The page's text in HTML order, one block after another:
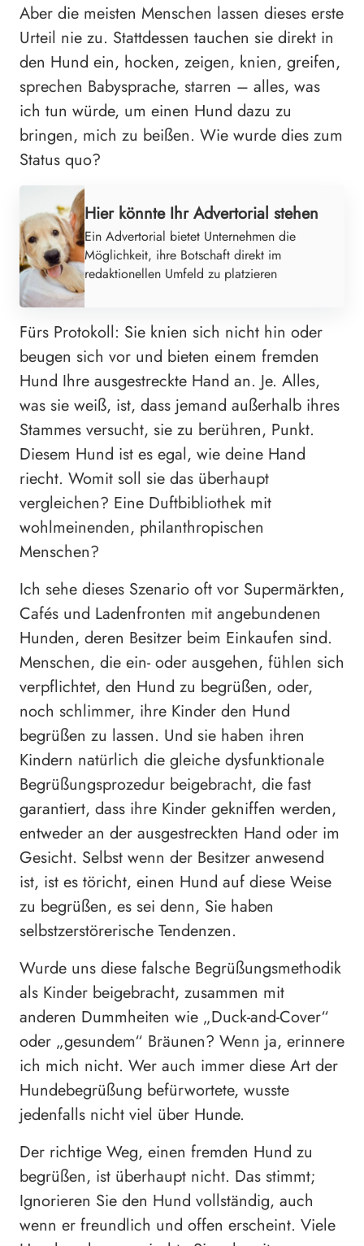
Aber die meisten Menschen lassen dieses erste
Urteil nie zu. Stattdessen tauchen sie direkt in
den Hund ein, hocken, zeigen, knien, greifen,
sprechen Babysprache, starren – alles, was
ich tun würde, um einen Hund dazu zu
bringen, mich zu beißen. Wie wurde dies zum
Status quo?
Hier könnte Ihr Advertorial stehen
Ein Advertorial bietet Unternehmen die
Möglichkeit, ihre Botschaft direkt im
redaktionellen Umfeld zu platzieren
Fürs Protokoll: Sie knien sich nicht hin oder
beugen sich vor und bieten einem fremden
Hund Ihre ausgestreckte Hand an. Je. Alles,
was sie weiß, ist, dass jemand außerhalb ihres
Stammes versucht, sie zu berühren, Punkt.
Diesem Hund ist es egal, wie deine Hand
riecht. Womit soll sie das überhaupt
vergleichen? Eine Duftbibliothek mit
wohlmeinenden, philanthropischen
Menschen?
Ich sehe dieses Szenario oft vor Supermärkten,
Cafés und Ladenfronten mit angebundenen
Hunden, deren Besitzer beim Einkaufen sind.
Menschen, die ein- oder ausgehen, fühlen sich
verpflichtet, den Hund zu begrüßen, oder,
noch schlimmer, ihre Kinder den Hund
begrüßen zu lassen. Und sie haben ihren
Kindern natürlich die gleiche dysfunktionale
Begrüßungsprozedur beigebracht, die fast
garantiert, dass ihre Kinder gekniffen werden,
entweder an der ausgestreckten Hand oder im
Gesicht. Selbst wenn der Besitzer anwesend
ist, ist es töricht, einen Hund auf diese Weise
zu begrüßen, es sei denn, Sie haben
selbstzerstörerische Tendenzen.
Wurde uns diese falsche Begrüßungsmethodik
als Kinder beigebracht, zusammen mit
anderen Dummheiten wie „Duck-and-Cover“
oder „gesundem“ Bräunen? Wenn ja, erinnere
ich mich nicht. Wer auch immer diese Art der
Hundebegrüßung befürwortete, wusste
jedenfalls nicht viel über Hunde.
Der richtige Weg, einen fremden Hund zu
begrüßen, ist überhaupt nicht. Das stimmt;
Ignorieren Sie den Hund vollständig, auch
wenn er freundlich und offen erscheint. Viele